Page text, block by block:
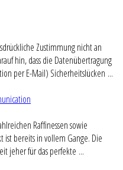
Zustimmung nicht an
hin, dass die Datenübertragung
per E-Mail) Sicherheitslücken ...
Raffinessen sowie
ist bereits in vollem Gange. Die
jeher für das perfekte ...